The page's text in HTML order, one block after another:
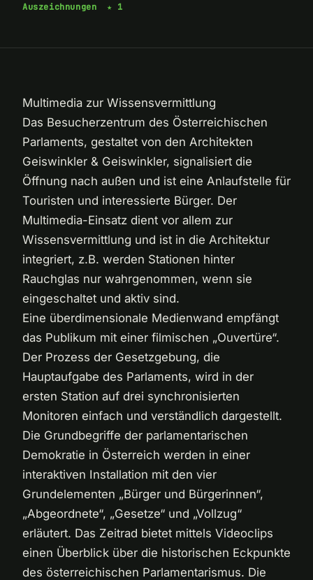
Auszeichnungen
★ 1
Multimedia zur Wissensvermittlung
Das Besucherzentrum des Österreichischen
Parlaments, gestaltet von den Architekten
Geiswinkler & Geiswinkler, signalisiert die
Öffnung nach außen und ist eine Anlaufstelle für
Touristen und interessierte Bürger. Der
Multimedia-Einsatz dient vor allem zur
Wissensvermittlung und ist in die Architektur
integriert, z.B. werden Stationen hinter
Rauchglas nur wahrgenommen, wenn sie
eingeschaltet und aktiv sind.
Eine überdimensionale Medienwand empfängt
das Publikum mit einer filmischen „Ouvertüre“.
Der Prozess der Gesetzgebung, die
Hauptaufgabe des Parlaments, wird in der
ersten Station auf drei synchronisierten
Monitoren einfach und verständlich dargestellt.
Die Grundbegriffe der parlamentarischen
Demokratie in Österreich werden in einer
interaktiven Installation mit den vier
Grundelementen „Bürger und Bürgerinnen“,
„Abgeordnete“, „Gesetze“ und „Vollzug“
erläutert. Das Zeitrad bietet mittels Videoclips
einen Überblick über die historischen Eckpunkte
des österreichischen Parlamentarismus. Die